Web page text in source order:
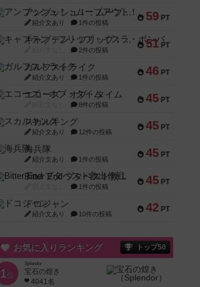
59 PT
アンブッシュ！：ムーブアウト！
紹介文あり 1件の投稿
51 PT
キャプテン・フリップ：イスラ・ボンバ
2件の投稿
46 PT
ガルフストライク
紹介文あり 1件の投稿
45 PT
エコーズ・オブ・タイム
8件の投稿
45 PT
スカルキング
紹介文あり 12件の投稿
45 PT
海兵隊
紹介文あり 1件の投稿
45 PT
Bitter End ブタペスト救出作戦
1件の投稿
42 PT
ドコジャン
紹介文あり 10件の投稿
お気に入りランキング トップ50
1位
Splendor
宝石の煌き
4041名